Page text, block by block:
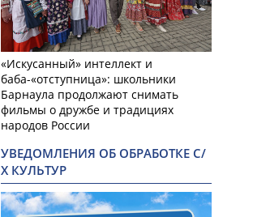
«Искусанный» интеллект и
баба-«отступница»: школьники
Барнаула продолжают снимать
фильмы о дружбе и традициях
народов России
УВЕДОМЛЕНИЯ ОБ ОБРАБОТКЕ С/
Х КУЛЬТУР